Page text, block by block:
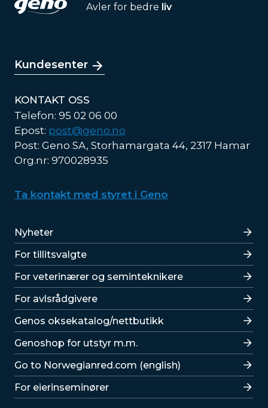
Avler for bedre liv
Kundesenter
KONTAKT OSS
Telefon: 95 02 06 00
Epost: post@geno.no
Post: Geno SA, Storhamargata 44, 2317 Hamar
Org.nr: 970028935
Ta kontakt med styret i Geno
Lenker
Nyheter
For tillitsvalgte
For veterinærer og seminteknikere
For avlsrådgivere
Lenker
Genos oksekatalog/nettbutikk
Genoshop for utstyr m.m.
Go to Norwegianred.com (english)
For eierinseminører